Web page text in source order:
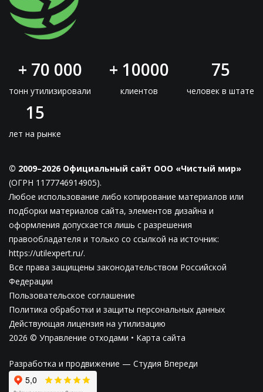
+ 70 000
тонн утилизировали
+ 10000
клиентов
75
человек в штате
15
лет на рынке
© 2009–2026 Официальный сайт ООО «Чистый мир»
(ОГРН 1177746914905).
Любое использование либо копирование материалов или
подборки материалов сайта, элементов дизайна и
оформления допускается лишь с разрешения
правообладателя и только со ссылкой на источник:
https://utilexpert.ru/.
Все права защищены законодательством Российской
Федерации
Пользовательское соглашение
Политика обработки и защиты персональных данных
Действующая лицензия на утилизацию
2026 © Управление отходами • Карта сайта
Разработка и продвижение — Студия Впереди